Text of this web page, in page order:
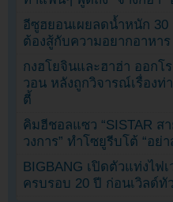
อีซูฮยอนเผยลดน้ำหนัก 30
ต้องสู้กับความอยากอาหาร
กงฮโยจินและฮาฮ่า ออกโ
วอน หลังถูกวิจารณ์เรื่องท่
ตี้
คิมฮีชอลแซว “SISTAR ส
วงการ” ทำโซยูรีบโต้ “อย่า
BIGBANG เปิดตัวแท่งไฟ
ครบรอบ 20 ปี ก่อนเวิลด์ทั